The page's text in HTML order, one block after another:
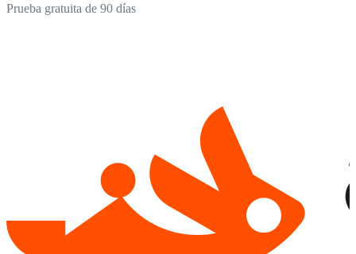
Prueba gratuita de 90 días